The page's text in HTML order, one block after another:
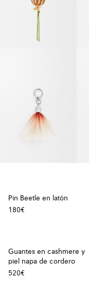
Pin Beetle en latón
180€
Guantes en cashmere y
piel napa de cordero
520€